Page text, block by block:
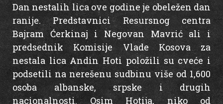
Dan nestalih lica ove godine je obeležen dan
ranije. Predstavnici Resursnog centra
Bajram Ćerkinaj i Negovan Mavrić ali i
predsednik Komisije Vlade Kosova za
nestala lica Andin Hoti položili su cveće i
podsetili na nerešenu sudbinu više od 1,600
osoba albanske, srpske i drugih
nacionalnosti. Osim Hotija, niko od